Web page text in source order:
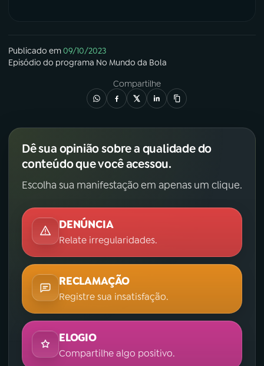
Publicado em09/10/2023
Episódio do programa No Mundo da Bola
Compartilhe
Dê sua opinião sobre a qualidade do
conteúdo que você acessou.
Escolha sua manifestação em apenas um clique.
DENÚNCIA
Relate irregularidades.
RECLAMAÇÃO
Registre sua insatisfação.
ELOGIO
Compartilhe algo positivo.